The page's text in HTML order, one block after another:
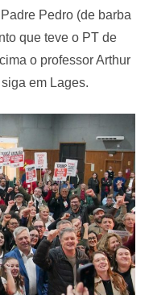
Pedro (de barba
que teve o PT de
o professor Arthur
em Lages.